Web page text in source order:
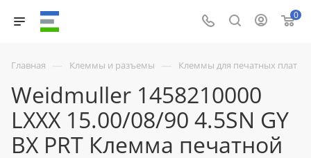
0
Главная — Клеммы и разъемы — Клеммы для печатных плат
Weidmuller 1458210000
LXXX 15.00/08/90 4.5SN GY
BX PRT Клемма печатной